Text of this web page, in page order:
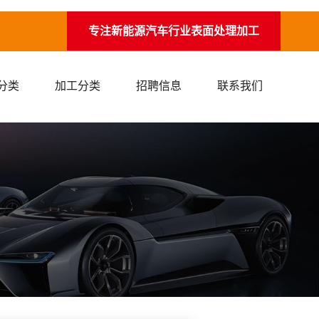
专注新能源汽车行业表面处理加工
类 加工分类 招聘信息 联系我们